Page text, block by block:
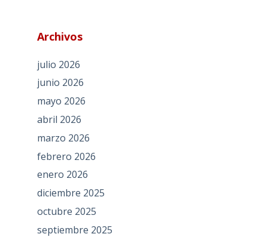
Archivos
julio 2026
junio 2026
mayo 2026
abril 2026
marzo 2026
febrero 2026
enero 2026
diciembre 2025
octubre 2025
septiembre 2025